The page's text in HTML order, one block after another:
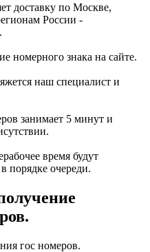
доставку по Москве,
России -
номерного знака на сайте.
наш специалист и
занимает 5 минут и
время будут
порядке очереди.
гос номеров.